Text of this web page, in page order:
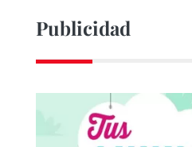
Publicidad